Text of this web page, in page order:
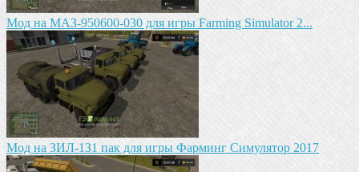
Mод на МАЗ-950600-030 для игры Farming Simulator 2...
Mод на ЗИЛ-1З1 пак для игры Фарминг Симулятор 2017